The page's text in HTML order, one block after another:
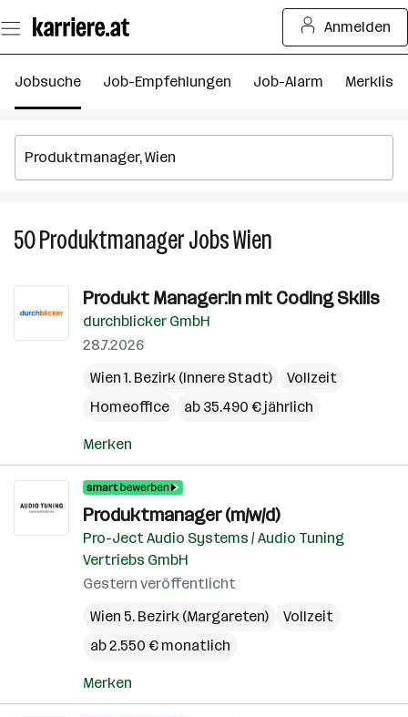
Seiteninhalt
springen
Anmelden
Jobsuche Job-Empfehlungen Job-Alarm Merkliste
50ProduktmanagerJobsWien
in
Produkt Manager:in mit Coding Skills
durchblicker GmbH
28.7.2026
Wien 1. Bezirk (Innere Stadt)
Vollzeit
Homeoffice
ab 35.490 € jährlich
Merken
Produktmanager (m/w/d)
Pro-Ject Audio Systems / Audio Tuning
Vertriebs GmbH
Gestern veröffentlicht
Wien 5. Bezirk (Margareten)
Vollzeit
ab 2.550 € monatlich
Merken